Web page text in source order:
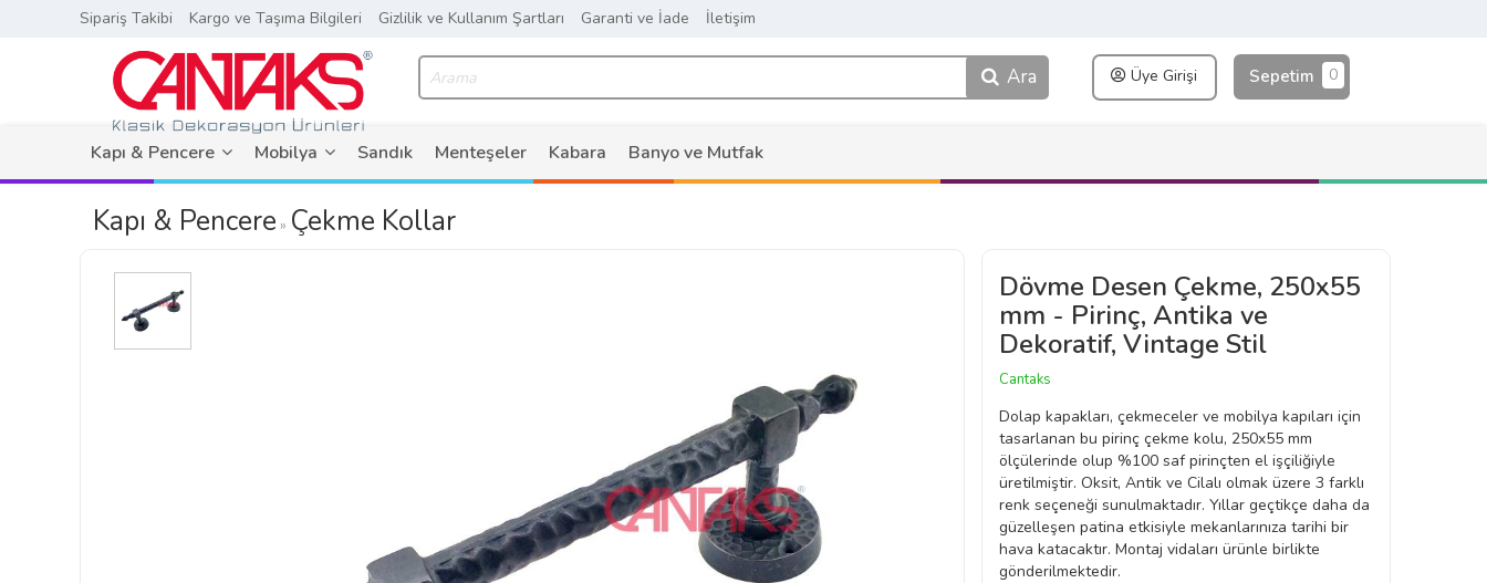
Sipariş Takibi Kargo ve Taşıma Bilgileri Gizlilik ve Kullanım Şartları Garanti ve İade İletişim
Ara Üye Girişi 0
Sepetim
Kapı & Pencere Mobilya Sandık Menteşeler Kabara Banyo ve Mutfak
Kapı & Pencere » Çekme Kollar
Dövme Desen Çekme, 250x55
mm - Pirinç, Antika ve
Dekoratif, Vintage Stil
Cantaks
Dolap kapakları, çekmeceler ve mobilya kapıları için
tasarlanan bu pirinç çekme kolu, 250x55 mm
ölçülerinde olup %100 saf pirinçten el işçiliğiyle
üretilmiştir. Oksit, Antik ve Cilalı olmak üzere 3 farklı
renk seçeneği sunulmaktadır. Yıllar geçtikçe daha da
güzelleşen patina etkisiyle mekanlarınıza tarihi bir
hava katacaktır. Montaj vidaları ürünle birlikte
gönderilmektedir.